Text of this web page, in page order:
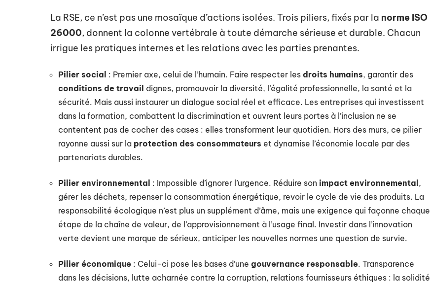
La RSE, ce n’est pas une mosaïque d’actions isolées. Trois piliers, fixés par la norme ISO
26000, donnent la colonne vertébrale à toute démarche sérieuse et durable. Chacun
irrigue les pratiques internes et les relations avec les parties prenantes.
Pilier social : Premier axe, celui de l’humain. Faire respecter les droits humains, garantir des
conditions de travail dignes, promouvoir la diversité, l’égalité professionnelle, la santé et la
sécurité. Mais aussi instaurer un dialogue social réel et efficace. Les entreprises qui investissent
dans la formation, combattent la discrimination et ouvrent leurs portes à l’inclusion ne se
contentent pas de cocher des cases : elles transforment leur quotidien. Hors des murs, ce pilier
rayonne aussi sur la protection des consommateurs et dynamise l’économie locale par des
partenariats durables.
Pilier environnemental : Impossible d’ignorer l’urgence. Réduire son impact environnemental ,
gérer les déchets, repenser la consommation énergétique, revoir le cycle de vie des produits. La
responsabilité écologique n’est plus un supplément d’âme, mais une exigence qui façonne chaque
étape de la chaîne de valeur, de l’approvisionnement à l’usage final. Investir dans l’innovation
verte devient une marque de sérieux, anticiper les nouvelles normes une question de survie.
Pilier économique : Celui-ci pose les bases d’une gouvernance responsable. Transparence
dans les décisions, lutte acharnée contre la corruption, relations fournisseurs éthiques : la solidité